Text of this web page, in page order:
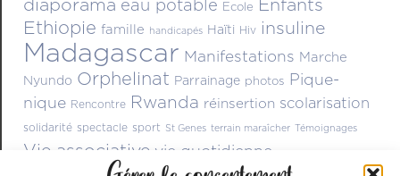
Ecole
Ethiopie famille handicapés Haïti Hiv insuline
Madagascar Manifestations Marche
Nyundo Orphelinat Parrainage photos Pique-
nique Rencontre Rwanda réinsertion scolarisation
solidarité spectacle sport St Genes terrain maraîcher Témoignages
Vie associative vie quotidienne